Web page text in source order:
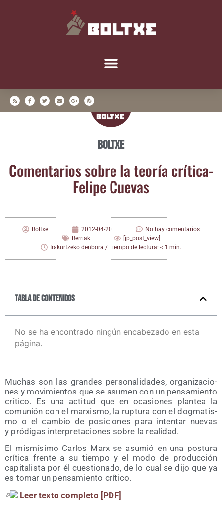
Boltxe
Comen­ta­rios sobre la teo­ría crí­ti­ca-
Feli­pe Cuevas
Boltxe 2012-04-20
No hay comentarios
Berriak
[jp_post_view]
Irakurtzeko denbora / Tiempo de lectura: < 1 min.
Tabla de contenidos
No se ha encontrado ningún encabezado en esta
página.
Muchas son las gran­des per­so­na­li­da­des, orga­ni­za­cio­
nes y movi­mien­tos que se asu­men con un pen­sa­mien­to
crí­ti­co. Es una acti­tud que en oca­sio­nes plan­tea la
comu­nión con el mar­xis­mo, la rup­tu­ra con el dog­ma­tis­
mo o el cam­bio de posi­cio­nes para inten­tar nue­vas
y pró­di­gas inter­pre­ta­cio­nes sobre la realidad.
El mis­mí­si­mo Car­los Marx se asu­mió en una pos­tu­ra
crí­ti­ca fren­te a su tiem­po y el modo de pro­duc­ción
capi­ta­lis­ta por él cues­tio­na­do, de lo cual se dijo que ya
es tomar un pen­sa­mien­to crítico.
Leer tex­to com­ple­to [PDF]